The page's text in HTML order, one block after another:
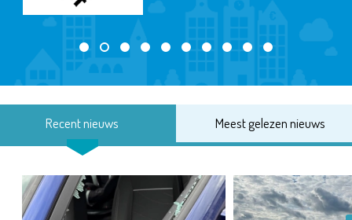
Recent nieuws Meest gelezen nieuws